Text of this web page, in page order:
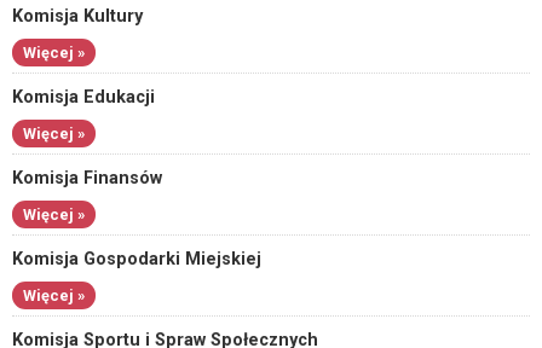
Komisja Kultury
Więcej »
Komisja Edukacji
Więcej »
Komisja Finansów
Więcej »
Komisja Gospodarki Miejskiej
Więcej »
Komisja Sportu i Spraw Społecznych